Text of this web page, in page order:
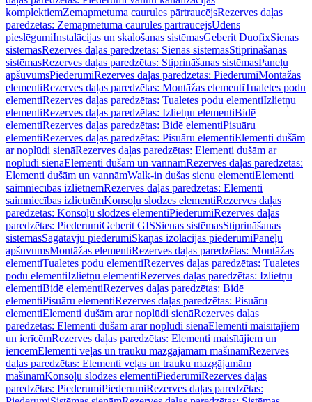
komplektiemZemapmetuma caurules pārtraucējsRezerves daļas
paredzētas: Zemapmetuma caurules pārtraucējsŪdens
pieslēgumiInstalācijas un skalošanas sistēmasGeberit DuofixSienas
sistēmasRezerves daļas paredzētas: Sienas sistēmasStiprināšanas
sistēmasRezerves daļas paredzētas: Stiprināšanas sistēmasPaneļu
apšuvumsPiederumiRezerves daļas paredzētas: PiederumiMontāžas
elementiRezerves daļas paredzētas: Montāžas elementiTualetes podu
elementiRezerves daļas paredzētas: Tualetes podu elementiIzlietņu
elementiRezerves daļas paredzētas: Izlietņu elementiBidē
elementiRezerves daļas paredzētas: Bidē elementiPisuāru
elementiRezerves daļas paredzētas: Pisuāru elementiElementi dušām
ar noplūdi sienāRezerves daļas paredzētas: Elementi dušām ar
noplūdi sienāElementi dušām un vannāmRezerves daļas paredzētas:
Elementi dušām un vannāmWalk-in dušas sienu elementiElementi
saimniecības izlietnēmRezerves daļas paredzētas: Elementi
saimniecības izlietnēmKonsoļu slodzes elementiRezerves daļas
paredzētas: Konsoļu slodzes elementiPiederumiRezerves daļas
paredzētas: PiederumiGeberit GISSienas sistēmasStiprināšanas
sistēmasSagatavju piederumiSkaņas izolācijas piederumiPaneļu
apšuvumsMontāžas elementiRezerves daļas paredzētas: Montāžas
elementiTualetes podu elementiRezerves daļas paredzētas: Tualetes
podu elementiIzlietņu elementiRezerves daļas paredzētas: Izlietņu
elementiBidē elementiRezerves daļas paredzētas: Bidē
elementiPisuāru elementiRezerves daļas paredzētas: Pisuāru
elementiElementi dušām arar noplūdi sienāRezerves daļas
paredzētas: Elementi dušām arar noplūdi sienāElementi maisītājiem
un ierīcēmRezerves daļas paredzētas: Elementi maisītājiem un
ierīcēmElementi veļas un trauku mazgājamām mašīnāmRezerves
daļas paredzētas: Elementi veļas un trauku mazgājamām
mašīnāmKonsoļu slodzes elementiPiederumiRezerves daļas
paredzētas: PiederumiPiederumiRezerves daļas paredzētas: